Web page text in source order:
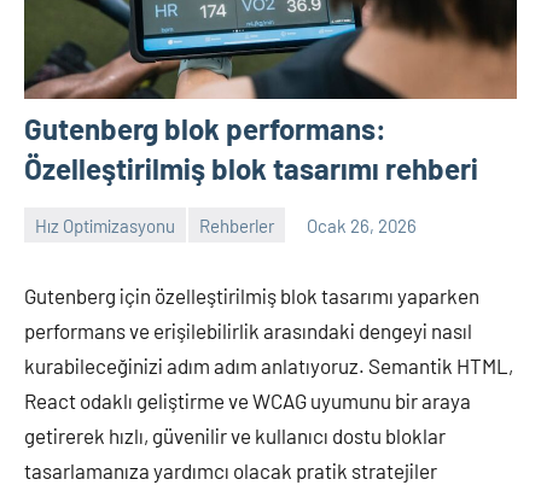
Gutenberg blok performans:
Özelleştirilmiş blok tasarımı rehberi
Hız Optimizasyonu Rehberler Ocak 26, 2026
Gutenberg için özelleştirilmiş blok tasarımı yaparken
performans ve erişilebilirlik arasındaki dengeyi nasıl
kurabileceğinizi adım adım anlatıyoruz. Semantik HTML,
React odaklı geliştirme ve WCAG uyumunu bir araya
getirerek hızlı, güvenilir ve kullanıcı dostu bloklar
tasarlamanıza yardımcı olacak pratik stratejiler